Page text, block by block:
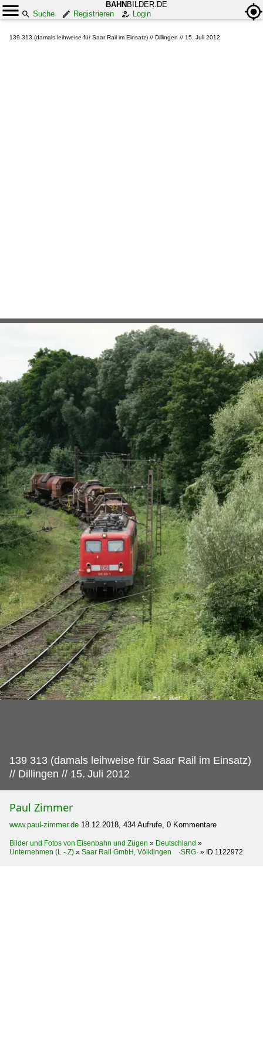
BAHN BILDER.DE
Suche
Registrieren Login
139 313 (damals leihweise für Saar Rail im Einsatz) // Dillingen // 15. Juli 2012
139 313 (damals leihweise für Saar Rail im Einsatz)
// Dillingen // 15. Juli 2012
Paul Zimmer
www.paul-zimmer.de 18.12.2018, 434 Aufrufe, 0 Kommentare
Bilder und Fotos von Eisenbahn und Zügen » Deutschland »
Unternehmen (L - Z) » Saar Rail GmbH, Völklingen ·SRG· » ID 1122972